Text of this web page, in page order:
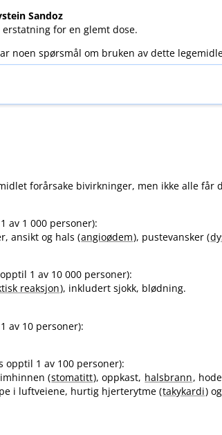
Sandoz
for en glemt dose.
noen spørsmål om bruken av dette
forårsake bivirkninger, men ikke alle får
av 1 000 personer):
ansikt og hals (angioødem), pustevansker (
1 av 10 000 personer):
reaksjon), inkludert sjokk, blødning.
av 10 personer):
opptil 1 av 100 personer):
(stomatitt), oppkast, halsbrann,
i luftveiene, hurtig hjerterytme (takykardi) og